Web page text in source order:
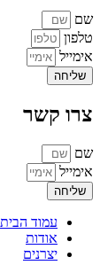
שם
טלפון
אימייל
שליחה
צרו קשר
שם
אימייל
שליחה
עמוד הבית
אודות
יצרנים